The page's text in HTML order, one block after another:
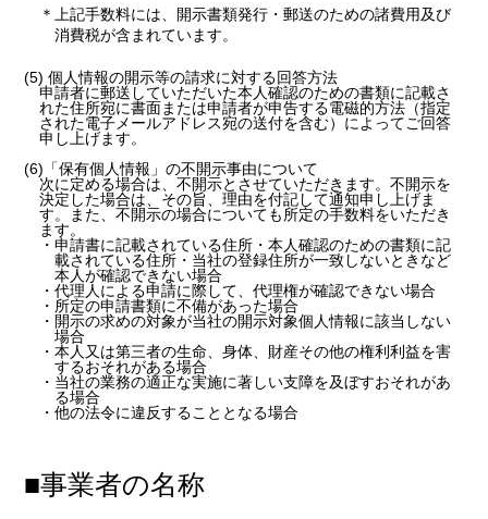
＊上記手数料には、開示書類発行・郵送のための諸費用及び
消費税が含まれています。
(5) 個人情報の開示等の請求に対する回答方法
申請者に郵送していただいた本人確認のための書類に記載さ
れた住所宛に書面または申請者が申告する電磁的方法（指定
された電子メールアドレス宛の送付を含む）によってご回答
申し上げます。
(6)「保有個人情報」の不開示事由について
次に定める場合は、不開示とさせていただきます。不開示を
決定した場合は、その旨、理由を付記して通知申し上げま
す。また、不開示の場合についても所定の手数料をいただき
ます。
・申請書に記載されている住所・本人確認のための書類に記
載されている住所・当社の登録住所が一致しないときなど
本人が確認できない場合
・代理人による申請に際して、代理権が確認できない場合
・所定の申請書類に不備があった場合
・開示の求めの対象が当社の開示対象個人情報に該当しない
場合
・本人又は第三者の生命、身体、財産その他の権利利益を害
するおそれがある場合
・当社の業務の適正な実施に著しい支障を及ぼすおそれがあ
る場合
・他の法令に違反することとなる場合
■事業者の名称